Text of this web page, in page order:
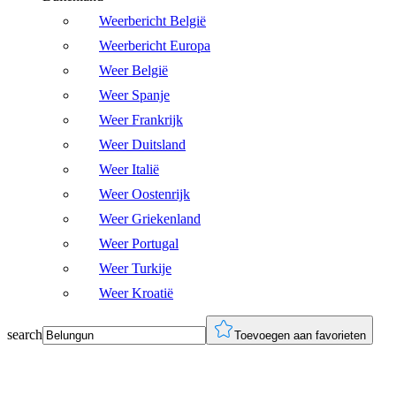
Weerbericht België
Weerbericht Europa
Weer België
Weer Spanje
Weer Frankrijk
Weer Duitsland
Weer Italië
Weer Oostenrijk
Weer Griekenland
Weer Portugal
Weer Turkije
Weer Kroatië
search Toevoegen aan favorieten